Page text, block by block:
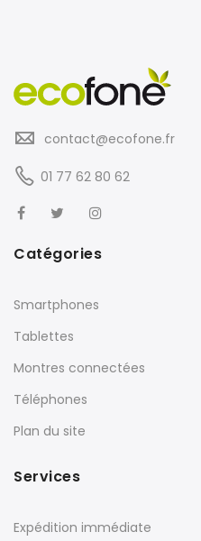
contact@ecofone.fr
01 77 62 80 62
Catégories
Smartphones
Tablettes
Montres connectées
Téléphones
Plan du site
Services
Expédition immédiate